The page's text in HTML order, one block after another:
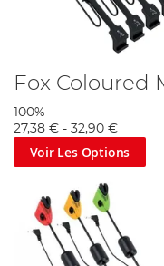
Fox Coloured
100%
27,38 € - 32,90 €
Voir Les Options